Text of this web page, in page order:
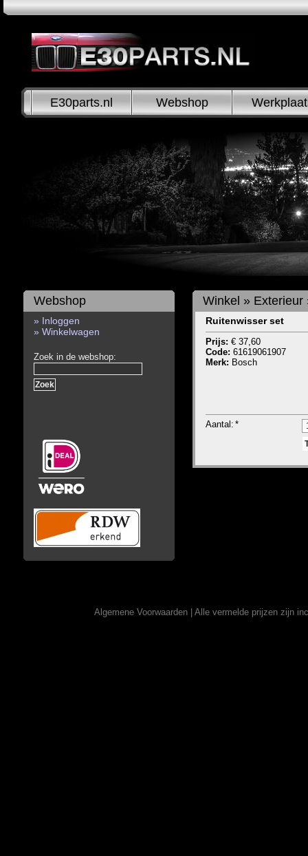
E30parts.nl Webshop
Webshop
» Inloggen
» Winkelwagen
Zoek in de webshop:
Winkel » Exterieur
Ruitenwisser set
Prijs: € 37,60
Code: 61619061907
Merk: Bosch
Aantal: *
Algemene Voorwaarden | Alle vermelde prijzen zijn